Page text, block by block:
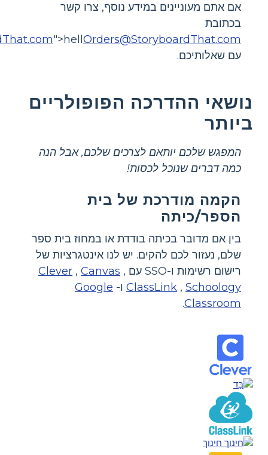
אם אתם מעוניינים במידע נוסף, צרו קשר
בכתובת
">hell Orders@StoryboardThat.com
עם שאלותיכם.
נושאי ההדרכה הפופולריים
ביותר
המפגש שלכם יותאם לצרכים שלכם, אבל הנה
כמה דברים שנוכל לכסות!
הקמה מודרכת של בית
הספר/כיתה
בין אם מדובר בכיתה בודדת או במחוז בית ספר
שלם, נעזור לכם להקים. יש לנו אינטגרציות של
רישום רשימות ו-SSO עם
Clever , Canvas ,
ClassLink , Schoology ו- Google
Classroom
.